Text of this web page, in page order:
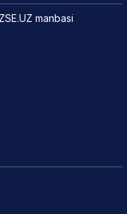
manbasi